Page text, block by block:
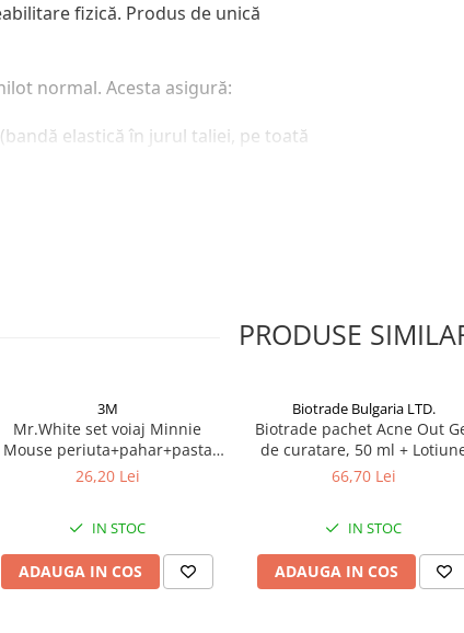
fizică. Produs de unică
normal. Acesta asigură:
elastică în jurul taliei, pe toată
laterale (volănaşe laterale)
respire, din neţesut foarte moale şi
alergice (Latex free)
închiderea chilotului în mod
PRODUSE
3M
Mr.White set voiaj Minnie
Mouse periuta+pahar+pasta
dinti cu aroma de menta, 75ml
26,20 Lei
IN STOC
ADAUGA IN COS
Biotrade Bulgaria LTD.
Biotrade pachet Acne Out
de curatare, 50 ml +
activa, 20 ml + Crema
66,70 Lei
IN STOC
ADAUGA IN COS